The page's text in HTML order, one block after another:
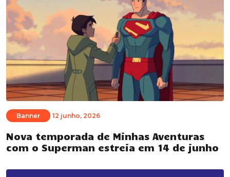
Banner 12 junho, 2026
Nova temporada de Minhas Aventuras
com o Superman estreia em 14 de junho